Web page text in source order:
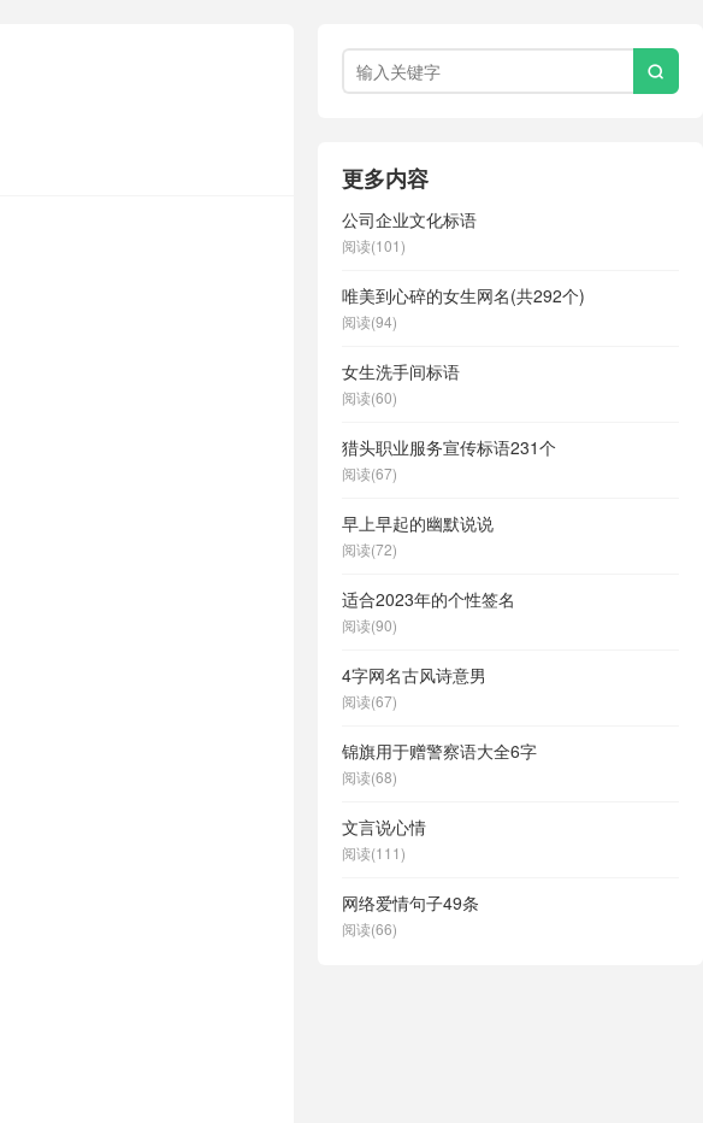

更多内容
公司企业文化标语
阅读(101)
唯美到心碎的女生网名(共292个)
阅读(94)
女生洗手间标语
阅读(60)
猎头职业服务宣传标语231个
阅读(67)
早上早起的幽默说说
阅读(72)
适合2023年的个性签名
阅读(90)
4字网名古风诗意男
阅读(67)
锦旗用于赠警察语大全6字
阅读(68)
文言说心情
阅读(111)
网络爱情句子49条
阅读(66)